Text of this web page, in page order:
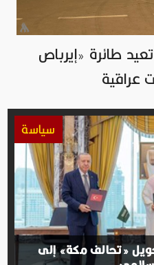
طائرة «إيرباص
سياسة
«تحالف مكة» إلى